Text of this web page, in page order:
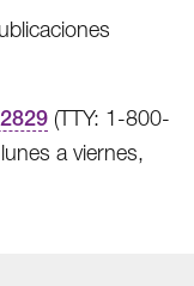
(TTY: 1-800-
a viernes,